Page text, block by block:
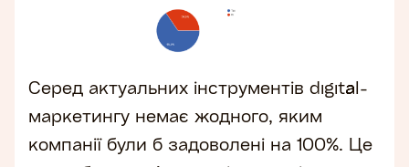
Серед актуальних інструментів digital-
маркетингу немає жодного, яким
компанії були б задоволені на 100%. Це